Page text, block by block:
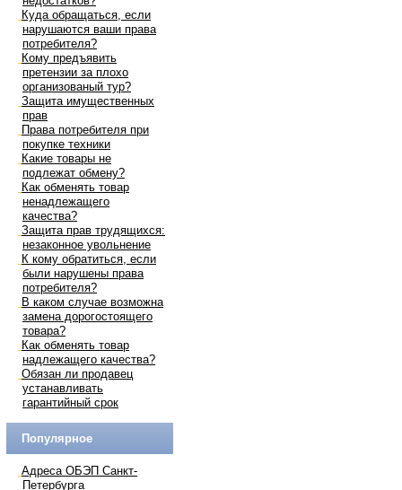
Куда обращаться, если
нарушаются ваши права
потребителя?
Кому предъявить
претензии за плохо
организованый тур?
Защита имущественных
прав
Права потребителя при
покупке техники
Какие товары не
подлежат обмену?
Как обменять товар
ненадлежащего
качества?
Защита прав трудящихся:
незаконное увольнение
К кому обратиться, если
были нарушены права
потребителя?
В каком случае возможна
замена дорогостоящего
товара?
Как обменять товар
надлежащего качества?
Обязан ли продавец
устанавливать
гарантийный срок
Популярное
Адреса ОБЭП Санкт-
Петербурга